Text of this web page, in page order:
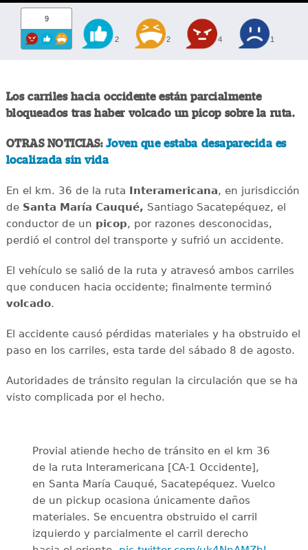
9
2 2 4 1
Los carriles hacia occidente están parcialmente
bloqueados tras haber volcado un picop sobre la ruta.
OTRAS NOTICIAS:Joven que estaba desaparecida es
localizada sin vida
En el km. 36 de la ruta Interamericana, en jurisdicción
de Santa María Cauqué, Santiago Sacatepéquez, el
conductor de un picop, por razones desconocidas,
perdió el control del transporte y sufrió un accidente.
El vehículo se salió de la ruta y atravesó ambos carriles
que conducen hacia occidente; finalmente terminó
volcado.
El accidente causó pérdidas materiales y ha obstruido el
paso en los carriles, esta tarde del sábado 8 de agosto.
Autoridades de tránsito regulan la circulación que se ha
visto complicada por el hecho.
Provial atiende hecho de tránsito en el km 36
de la ruta Interamericana [CA-1 Occidente],
en Santa María Cauqué, Sacatepéquez. Vuelco
de un pickup ocasiona únicamente daños
materiales. Se encuentra obstruido el carril
izquierdo y parcialmente el carril derecho